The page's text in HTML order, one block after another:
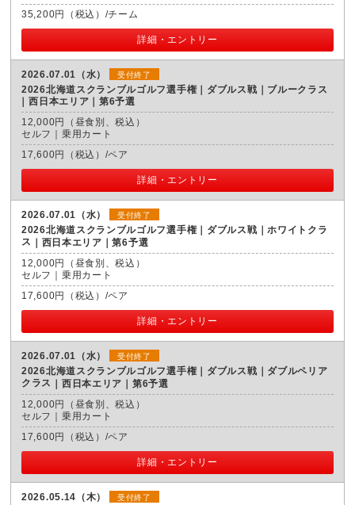
35,200円（税込）/チーム
詳細・エントリー
2026.07.01（水） 受付終了
2026北海道スクランブルゴルフ選手権｜ダブルス戦｜ブルークラス
西日本エリア｜第6予選
12,000円（昼食別、税込）
セルフ｜乗用カート
17,600円（税込）/ペア
詳細・エントリー
2026.07.01（水） 受付終了
2026北海道スクランブルゴルフ選手権｜ダブルス戦｜ホワイトクラ
ス
西日本エリア｜第6予選
12,000円（昼食別、税込）
セルフ｜乗用カート
17,600円（税込）/ペア
詳細・エントリー
2026.07.01（水） 受付終了
2026北海道スクランブルゴルフ選手権｜ダブルス戦｜ダブルペリア
クラス
西日本エリア｜第6予選
12,000円（昼食別、税込）
セルフ｜乗用カート
17,600円（税込）/ペア
詳細・エントリー
2026.05.14（木） 受付終了